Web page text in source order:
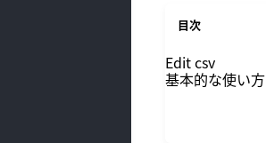
目次
Edit csv
基本的な使い方